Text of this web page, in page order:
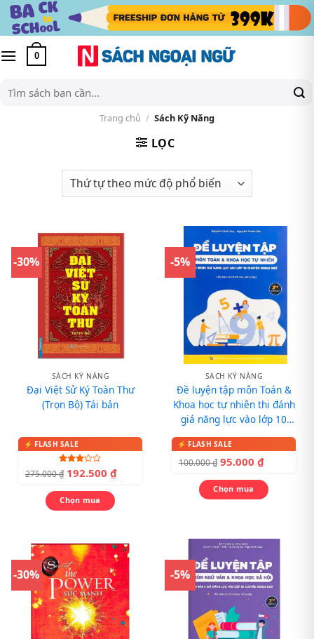
Skip
content
0
Tìm
kiếm:
Trang chủ / Sách Kỹ Năng
LỌC
-30%
SÁCH KỸ NĂNG
Đại Việt Sử Ký Toàn Thư
(Trọn Bộ) Tái bản
Được
xếp
3.00
sao
275.000₫ 192.500 ₫
Chọn mua
-5%
SÁCH KỸ NĂNG
Đề luyện tập môn Toán &
Khoa học tự nhiên thi đánh
giá năng lực vào lớp 10
100.000₫ 95.000 ₫
Chọn mua
-30% -5%